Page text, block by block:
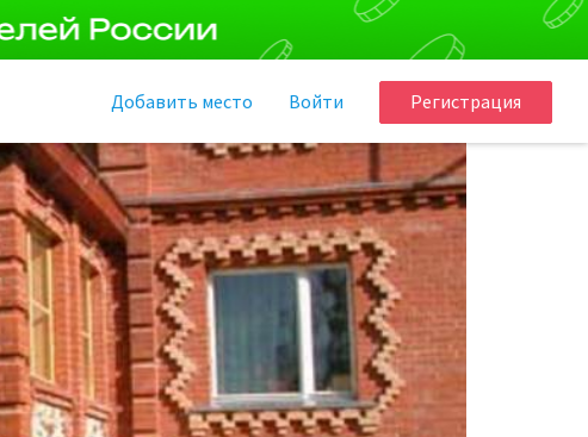
Регистрация
Войти
Добавить место